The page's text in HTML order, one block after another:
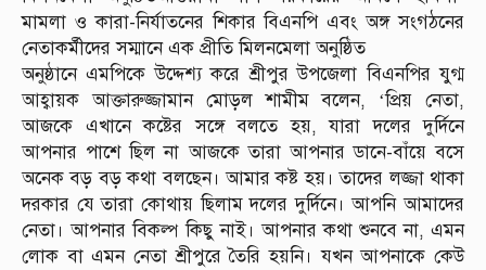
মামলা ও কারা-নির্যাতনের শিকার বিএনপি এবং অঙ্গ সংগঠনের
নেতাকর্মীদের সম্মানে এক প্রীতি মিলনমেলা অনুষ্ঠিত
অনুষ্ঠানে এমপিকে উদ্দেশ্য করে শ্রীপুর উপজেলা বিএনপির যুগ্ম
আহ্বায়ক আক্তারুজ্জামান মোড়ল শামীম বলেন, ‘প্রিয় নেতা,
আজকে এখানে কষ্টের সঙ্গে বলতে হয়, যারা দলের দুর্দিনে
আপনার পাশে ছিল না আজকে তারা আপনার ডানে-বাঁয়ে বসে
অনেক বড় বড় কথা বলছেন। আমার কষ্ট হয়। তাদের লজ্জা থাকা
দরকার যে তারা কোথায় ছিলাম দলের দুর্দিনে। আপনি আমাদের
নেতা। আপনার বিকল্প কিছু নাই। আপনার কথা শুনবে না, এমন
লোক বা এমন নেতা শ্রীপুরে তৈরি হয়নি। যখন আপনাকে কেউ